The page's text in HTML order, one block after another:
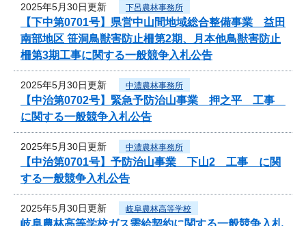
2025年5月30日更新 下呂農林事務所
【下中第0701号】県営中山間地域総合整備事業 益田
南部地区 笹洞鳥獣害防止柵第2期、月本他鳥獣害防止
柵第3期工事に関する一般競争入札公告
2025年5月30日更新 中濃農林事務所
【中治第0702号】緊急予防治山事業 押之平 工事
に関する一般競争入札公告
2025年5月30日更新 中濃農林事務所
【中治第0701号】予防治山事業 下山2 工事 に関
する一般競争入札公告
2025年5月30日更新 岐阜農林高等学校
岐阜農林高等学校ガス需給契約に関する一般競争入札